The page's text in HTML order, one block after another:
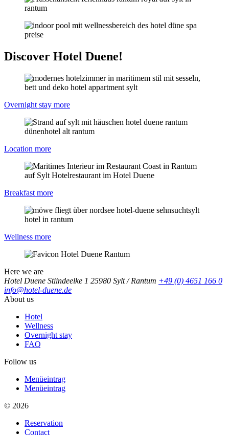
Discover Hotel Duene!
Overnight stay more
Location more
Breakfast more
Wellness more
Here we are
Hotel Duene Stiindeelke 1 25980 Sylt / Rantum +49 (0) 4651 166 0
info@hotel-duene.de
About us
Hotel
Wellness
Overnight stay
FAQ
Follow us
Menüeintrag
Menüeintrag
© 2026
Reservation
Contact